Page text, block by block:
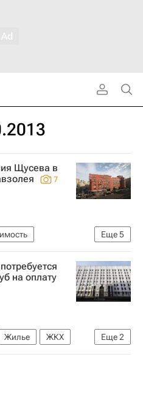
Щусева в
7
Еще5
Архитекторы
на оплату
Еще2
Жилье
ЖКХ